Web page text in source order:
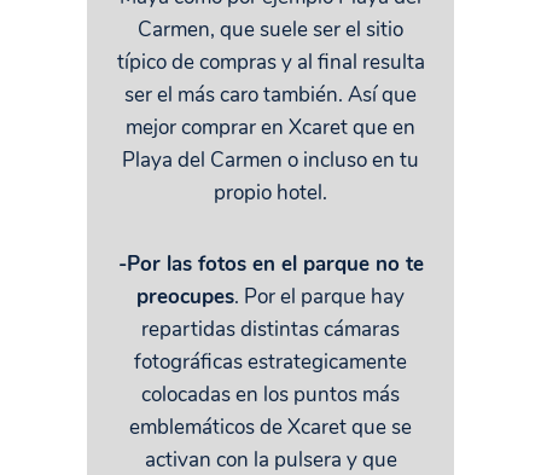
Carmen, que suele ser el sitio
típico de compras y al final resulta
ser el más caro también. Así que
mejor comprar en Xcaret que en
Playa del Carmen o incluso en tu
propio hotel.
-Por las fotos en el parque no te
preocupes. Por el parque hay
repartidas distintas cámaras
fotográficas estrategicamente
colocadas en los puntos más
emblemáticos de Xcaret que se
activan con la pulsera y que